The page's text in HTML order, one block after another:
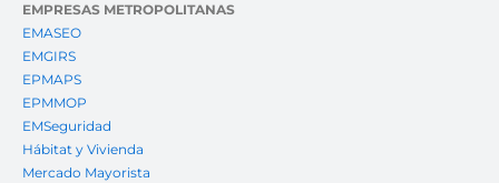
EMPRESAS METROPOLITANAS
EMASEO
EMGIRS
EPMAPS
EPMMOP
EMSeguridad
Hábitat y Vivienda
Mercado Mayorista